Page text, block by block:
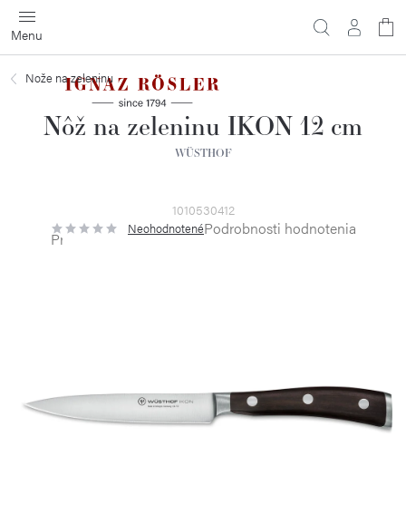
Prejsť
na
obsah
Nože na zeleninu
Nôž na zeleninu IKON 12 cm
WÜSTHOF
1010530412
Priemerné
hodnotenie
NeohodnotenéPodrobnosti hodnotenia